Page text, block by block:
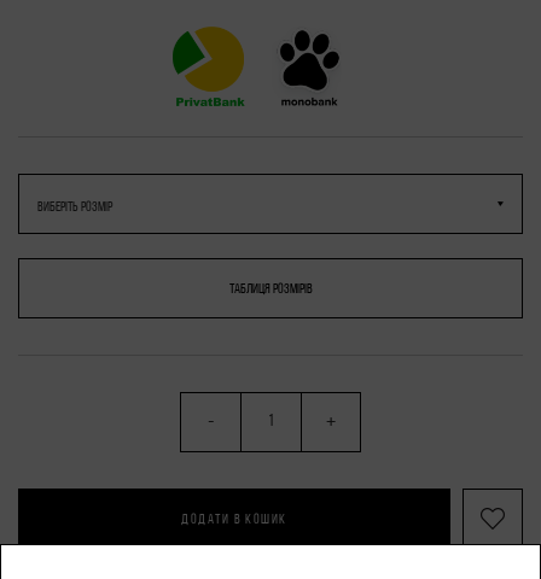
ТАБЛИЦЯ РОЗМІРІВ
- +
ДОДАТИ В КОШИК